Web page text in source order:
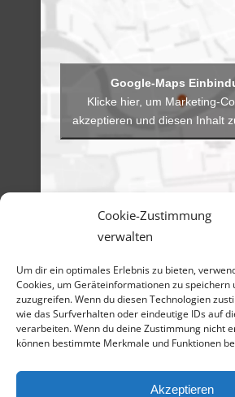
Cookie-Zustimmung
verwalten
Um dir ein optimales Erlebnis zu bieten,
Cookies, um Geräteinformationen zu speichern
zuzugreifen. Wenn du diesen Technologien
wie das Surfverhalten oder eindeutige IDs auf
verarbeiten. Wenn du deine Zustimmung nicht
können bestimmte Merkmale und Funktionen
Akzeptieren
Klicke hier, um Marketing-
akzeptieren und diesen Inhalt
Artikel-Archiv
Veranstaltungen
Angebote
Bilder-Galerien
Material
Spenden
Kontakt
Datenschutz